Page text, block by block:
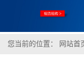
您当前的位置： 网站首